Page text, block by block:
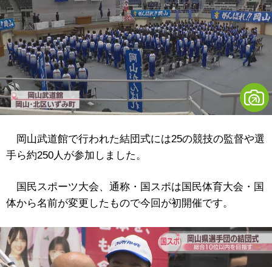
岡山武道館で行われた結団式には25の競技の監督や選
手ら約250人が参加しました。
国民スポーツ大会、通称・国スポは国民体育大会・国
体から名前が変更したもので今回が初開催です。